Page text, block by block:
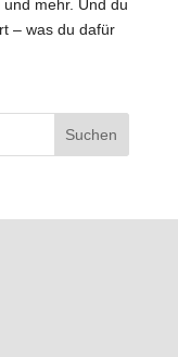
mehr. Und du
– was du dafür